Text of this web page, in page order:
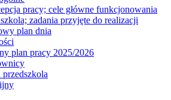
pracy; cele główne funkcjonowania
zadania przyjęte do realizacji
plan dnia
plan pracy 2025/2026